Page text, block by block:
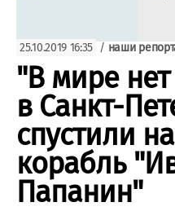
Образование
Яхты и катера
Еще
Судостроение
Новости
Компании
Репутация
Работа
25.10.2019 16:35 / наши
"В мире
в Санкт-
спустили
корабль
Папанин"